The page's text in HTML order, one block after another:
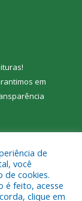
!
em
de
você
de cookies.
é feito, acesse
clique em